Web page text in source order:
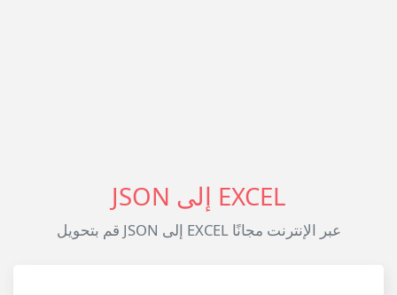
JSON إلى EXCEL
قم بتحويل JSON إلى EXCEL عبر الإنترنت مجانًا